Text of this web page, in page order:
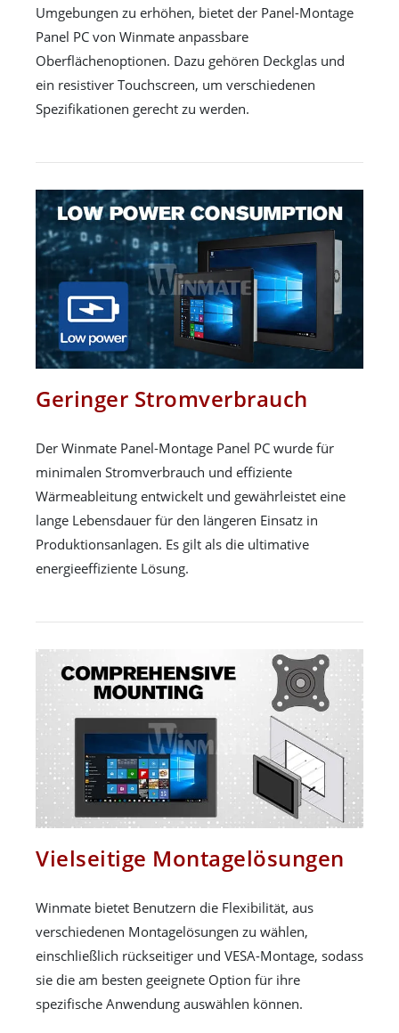
Umgebungen zu erhöhen, bietet der Panel-Montage
Panel PC von Winmate anpassbare
Oberflächenoptionen. Dazu gehören Deckglas und
ein resistiver Touchscreen, um verschiedenen
Spezifikationen gerecht zu werden.
Geringer Stromverbrauch
Der Winmate Panel-Montage Panel PC wurde für
minimalen Stromverbrauch und effiziente
Wärmeableitung entwickelt und gewährleistet eine
lange Lebensdauer für den längeren Einsatz in
Produktionsanlagen. Es gilt als die ultimative
energieeffiziente Lösung.
Vielseitige Montagelösungen
Winmate bietet Benutzern die Flexibilität, aus
verschiedenen Montagelösungen zu wählen,
einschließlich rückseitiger und VESA-Montage, sodass
sie die am besten geeignete Option für ihre
spezifische Anwendung auswählen können.